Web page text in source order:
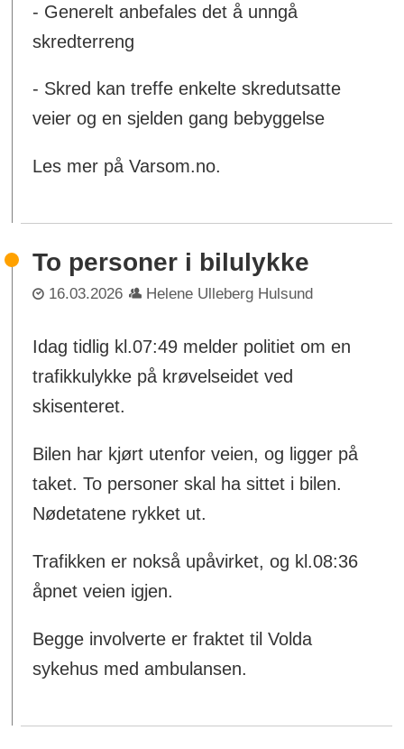
- Generelt anbefales det å unngå
skredterreng
- Skred kan treffe enkelte skredutsatte
veier og en sjelden gang bebyggelse
Les mer på Varsom.no.
To personer i bilulykke
16.03.2026 Helene Ulleberg Hulsund
Idag tidlig kl.07:49 melder politiet om en
trafikkulykke på krøvelseidet ved
skisenteret.
Bilen har kjørt utenfor veien, og ligger på
taket. To personer skal ha sittet i bilen.
Nødetatene rykket ut.
Trafikken er nokså upåvirket, og kl.08:36
åpnet veien igjen.
Begge involverte er fraktet til Volda
sykehus med ambulansen.